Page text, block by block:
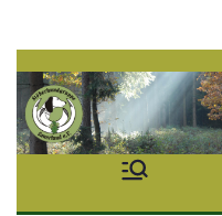
Inhalt
springen
Stöb